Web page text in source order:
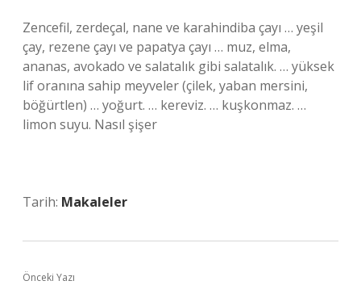
Zencefil, zerdeçal, nane ve karahindiba çayı … yeşil
çay, rezene çayı ve papatya çayı … muz, elma,
ananas, avokado ve salatalık gibi salatalık. … yüksek
lif oranına sahip meyveler (çilek, yaban mersini,
böğürtlen) … yoğurt. … kereviz. … kuşkonmaz. …
limon suyu. Nasıl şişer
Tarih: Makaleler
Önceki Yazı